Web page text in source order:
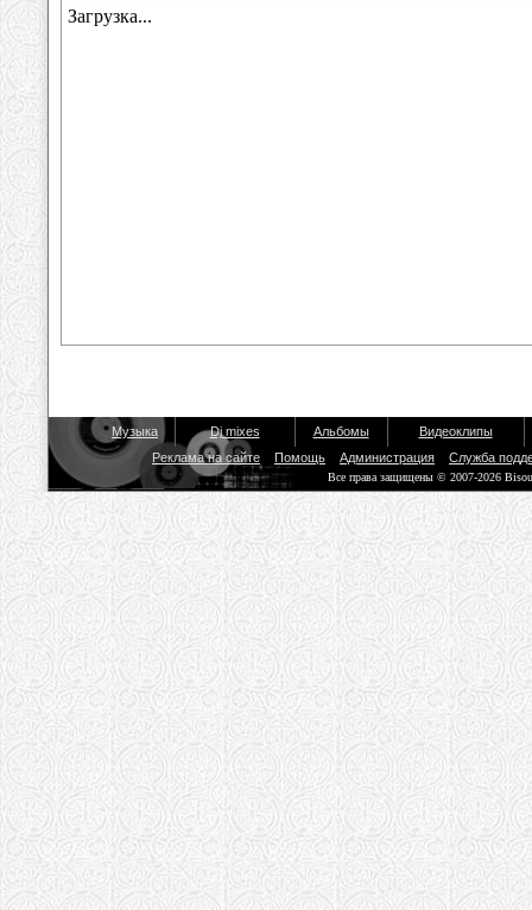
Музыка Dj mixes Альбомы
Видеоклипы
Реклама на сайте
Помощь Администрация Служба
Все права защищены © 2007-2026